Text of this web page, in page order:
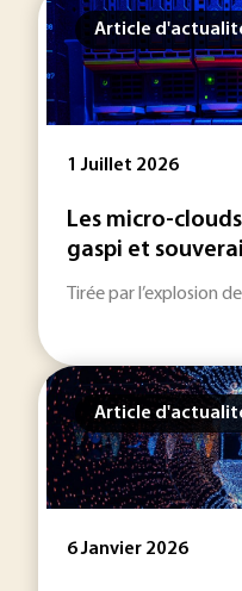
Article
1 Juillet 2026
Les micro-
gaspi et
Tirée par l’explosion
Article
6 Janvier 2026